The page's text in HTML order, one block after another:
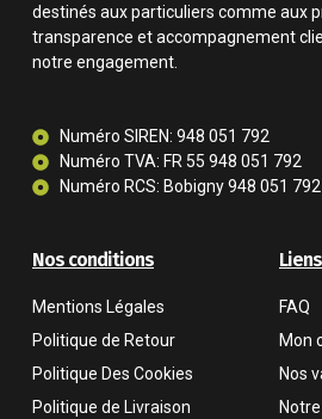
destinés aux particuliers comme aux
transparence et accompagnement
notre engagement.
Numéro SIREN: 948 051 792
Numéro TVA: FR 55 948 051 792
Numéro RCS: Bobigny 948 051 792
Nos conditions
Mentions Légales
Politique de Retour
Politique Des Cookies
Politique de Livraison
FAQ
Mon
Nos